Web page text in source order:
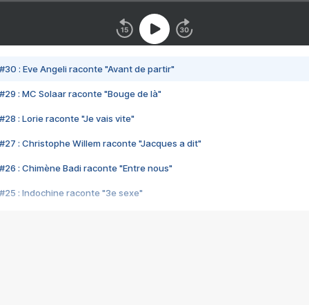
#30 : Eve Angeli raconte "Avant de partir"
#29 : MC Solaar raconte "Bouge de là"
#28 : Lorie raconte "Je vais vite"
#27 : Christophe Willem raconte "Jacques a dit"
#26 : Chimène Badi raconte "Entre nous"
#25 : Indochine raconte "3e sexe"